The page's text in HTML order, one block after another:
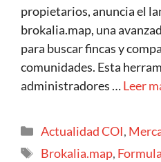
propietarios, anuncia el
brokalia.map, una
para buscar fincas y
comunidades. Esta
administradores …Leer
Actualidad COI,
Brokalia.map,